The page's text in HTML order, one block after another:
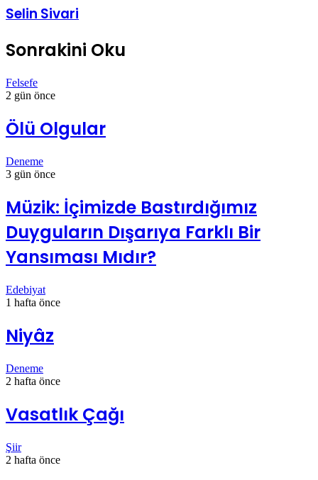
Selin Sivari
Sonrakini Oku
Felsefe
2 gün önce
Ölü Olgular
Deneme
3 gün önce
Müzik: İçimizde Bastırdığımız
Duyguların Dışarıya Farklı Bir
Yansıması Mıdır?
Edebiyat
1 hafta önce
Niyâz
Deneme
2 hafta önce
Vasatlık Çağı
Şiir
2 hafta önce